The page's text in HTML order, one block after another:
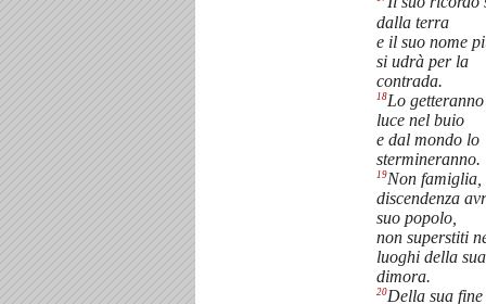
dalla terra
e il suo nome
si udrà per la
contrada.
18Lo
luce nel buio
e dal mondo lo
stermineranno.
19Non famiglia,
discendenza
suo popolo,
non superstiti
luoghi della sua
dimora.
20Della sua